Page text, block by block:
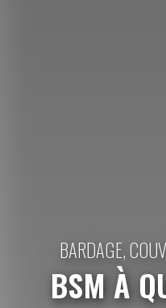
BARDAGE,
BSM À